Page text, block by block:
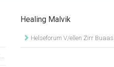
Healing Malvik
Helseforum V/ellen Zirr Buaas